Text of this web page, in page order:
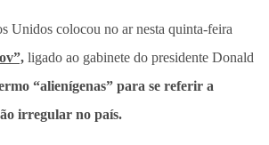
Unidos colocou no ar nesta quinta-feira
ligado ao gabinete do presidente Donald
“alienígenas” para se referir a
irregular no país.